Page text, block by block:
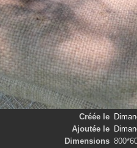
Créée le
Ajoutée le
Dimensions